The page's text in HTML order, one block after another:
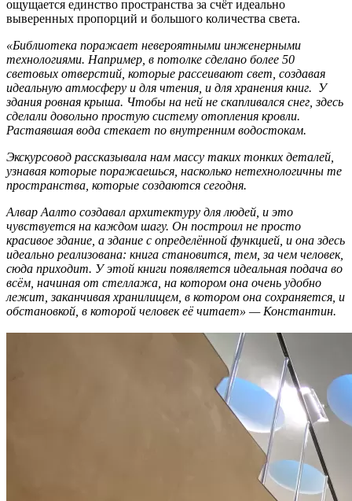
ощущается единство пространства за счёт идеально
выверенных пропорций и большого количества света.
«Библиотека поражает невероятными инженерными
технологиями. Например, в потолке сделано более 50
световых отверстий, которые рассеивают свет, создавая
идеальную атмосферу и для чтения, и для хранения книг. У
здания ровная крыша. Чтобы на ней не скапливался снег, здесь
сделали довольно простую систему отопления кровли.
Растаявшая вода стекает по внутренним водостокам.
Экскурсовод рассказывала нам массу таких тонких деталей,
узнавая которые поражаешься, насколько нетехнологичны те
пространства, которые создаются сегодня.
Алвар Аалто создавал архитектуру для людей, и это
чувствуется на каждом шагу. Он построил не просто
красивое здание, а здание с определённой функцией, и она здесь
идеально реализована: книга становится, тем, за чем человек,
сюда приходит. У этой книги появляется идеальная подача во
всём, начиная от стеллажа, на котором она очень удобно
лежит, заканчивая хранилищем, в котором она сохраняется, и
обстановкой, в которой человек её читает» — Константин.